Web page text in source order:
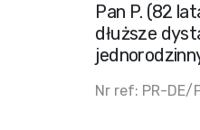
Pan P. (82
dłuższe
Nr ref: PR-DE/